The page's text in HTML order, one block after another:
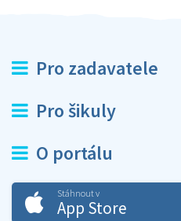
Pro zadavatele
Pro šikuly
O portálu
Stáhnout v
App Store